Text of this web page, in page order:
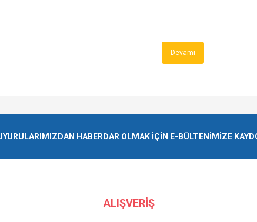
Devamı
HABERDAR OLMAK İÇİN E-BÜLTENİMİZE
ALIŞVERİŞ